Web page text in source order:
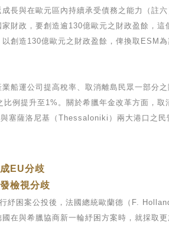
長與在歐元區內持續承受債務之能力（
財政，要創造逾130億歐元之財政盈餘，
創造130億歐元之財政盈餘，俾換取ESM
船運公司提高稅率、取消離島民眾一部
例提升至1%。關於希臘年金改革方面，
塞薩洛尼基（Thessaloniki）兩大港口之
EU分歧
檢視分歧
困案公投後，法國總統歐蘭德（F.
在與希臘協商新一輪紓困方案時，就採